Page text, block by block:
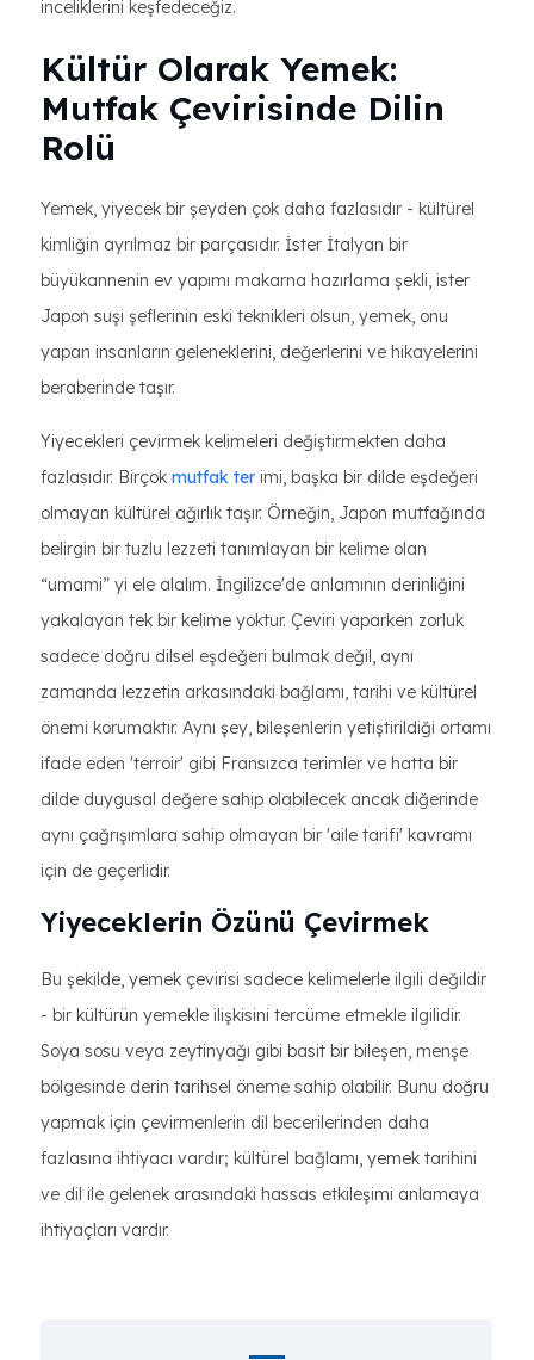
inceliklerini keşfedeceğiz.
Kültür Olarak Yemek:
Mutfak Çevirisinde Dilin
Rolü
Yemek, yiyecek bir şeyden çok daha fazlasıdır - kültürel
kimliğin ayrılmaz bir parçasıdır. İster İtalyan bir
büyükannenin ev yapımı makarna hazırlama şekli, ister
Japon suşi şeflerinin eski teknikleri olsun, yemek, onu
yapan insanların geleneklerini, değerlerini ve hikayelerini
beraberinde taşır.
Yiyecekleri çevirmek kelimeleri değiştirmekten daha
fazlasıdır. Birçok mutfak ter imi, başka bir dilde eşdeğeri
olmayan kültürel ağırlık taşır. Örneğin, Japon mutfağında
belirgin bir tuzlu lezzeti tanımlayan bir kelime olan
“umami” yi ele alalım. İngilizce'de anlamının derinliğini
yakalayan tek bir kelime yoktur. Çeviri yaparken zorluk
sadece doğru dilsel eşdeğeri bulmak değil, aynı
zamanda lezzetin arkasındaki bağlamı, tarihi ve kültürel
önemi korumaktır. Aynı şey, bileşenlerin yetiştirildiği ortamı
ifade eden 'terroir' gibi Fransızca terimler ve hatta bir
dilde duygusal değere sahip olabilecek ancak diğerinde
aynı çağrışımlara sahip olmayan bir 'aile tarifi' kavramı
için de geçerlidir.
Yiyeceklerin Özünü Çevirmek
Bu şekilde, yemek çevirisi sadece kelimelerle ilgili değildir
- bir kültürün yemekle ilişkisini tercüme etmekle ilgilidir.
Soya sosu veya zeytinyağı gibi basit bir bileşen, menşe
bölgesinde derin tarihsel öneme sahip olabilir. Bunu doğru
yapmak için çevirmenlerin dil becerilerinden daha
fazlasına ihtiyacı vardır; kültürel bağlamı, yemek tarihini
ve dil ile gelenek arasındaki hassas etkileşimi anlamaya
ihtiyaçları vardır.